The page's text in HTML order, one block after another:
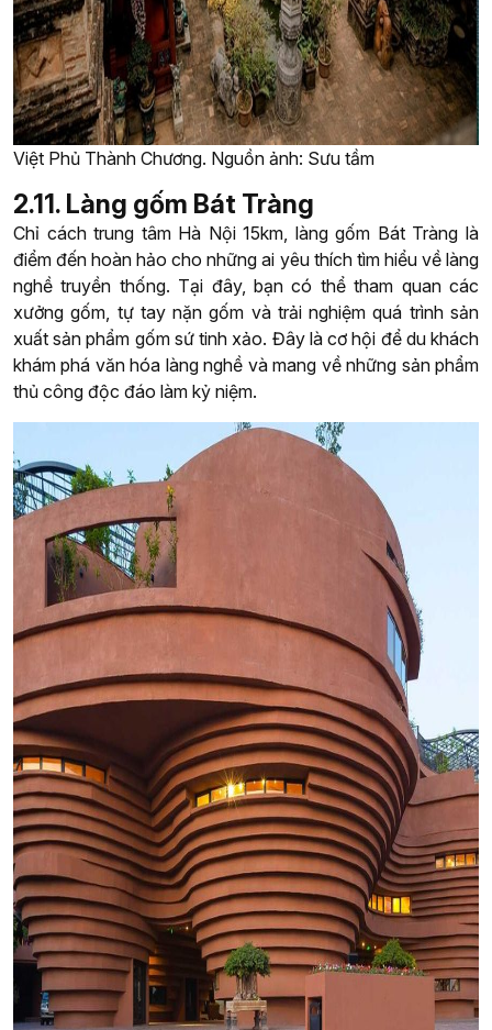
Việt Phủ Thành Chương. Nguồn ảnh: Sưu tầm
2.11. Làng gốm Bát Tràng
Chỉ cách trung tâm Hà Nội 15km, làng gốm Bát Tràng là
điểm đến hoàn hảo cho những ai yêu thích tìm hiểu về làng
nghề truyền thống. Tại đây, bạn có thể tham quan các
xưởng gốm, tự tay nặn gốm và trải nghiệm quá trình sản
xuất sản phẩm gốm sứ tinh xảo. Đây là cơ hội để du khách
khám phá văn hóa làng nghề và mang về những sản phẩm
thủ công độc đáo làm kỷ niệm.